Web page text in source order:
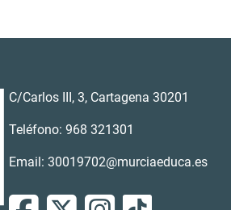
C/Carlos III, 3, Cartagena 30201
Teléfono: 968 321301
Email: 30019702@murciaeduca.es